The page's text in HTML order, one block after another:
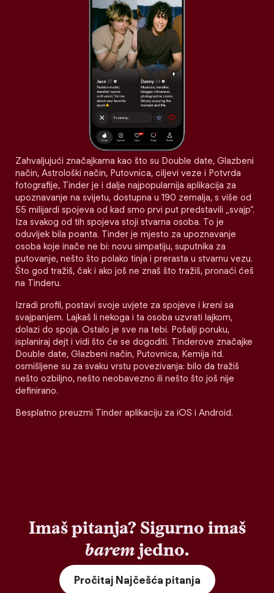
Zahvaljujući značajkama kao što su Double date, Glazbeni
način, Astrološki način, Putovnica, ciljevi veze i Potvrda
fotografije, Tinder je i dalje najpopularnija aplikacija za
upoznavanje na svijetu, dostupna u 190 zemalja, s više od
55 milijardi spojeva od kad smo prvi put predstavili „svajp“.
Iza svakog od tih spojeva stoji stvarna osoba. To je
oduvijek bila poanta. Tinder je mjesto za upoznavanje
osoba koje inače ne bi: novu simpatiju, suputnika za
putovanje, nešto što polako tinja i prerasta u stvarnu vezu.
Što god tražiš, čak i ako još ne znaš što tražiš, pronaći ćeš
na Tinderu.
Izradi profil, postavi svoje uvjete za spojeve i kreni sa
svajpanjem. Lajkaš li nekoga i ta osoba uzvrati lajkom,
dolazi do spoja. Ostalo je sve na tebi. Pošalji poruku,
isplaniraj dejt i vidi što će se dogoditi. Tinderove značajke
Double date, Glazbeni način, Putovnica, Kemija itd.
osmišljene su za svaku vrstu povezivanja: bilo da tražiš
nešto ozbiljno, nešto neobavezno ili nešto što još nije
definirano.
Besplatno preuzmi Tinder aplikaciju za iOS i Android.
Imaš pitanja? Sigurno imaš
baremjedno.
Pročitaj Najčešća pitanja